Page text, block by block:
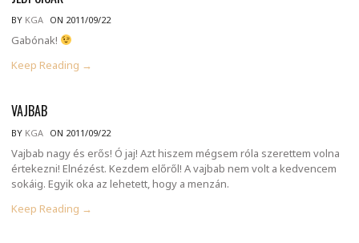
BY KGA ON 2011/09/22
Gabónak!
Keep Reading →
VAJBAB
BY KGA ON 2011/09/22
Vajbab nagy és erős! Ó jaj! Azt hiszem mégsem róla szerettem volna
értekezni! Elnézést. Kezdem előről! A vajbab nem volt a kedvencem
sokáig. Egyik oka az lehetett, hogy a menzán.
Keep Reading →